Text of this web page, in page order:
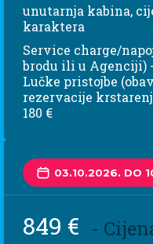
unutarnja kabina,
karaktera
Service charge/
brodu ili u Agenciji)
Lučke pristojbe
rezervacije
180 €
03.10.2026. DO
849 € -